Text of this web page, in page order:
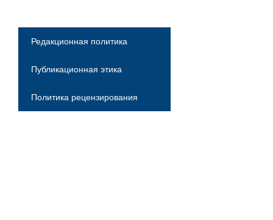
Редакционная политика
Публикационная этика
Политика рецензирования